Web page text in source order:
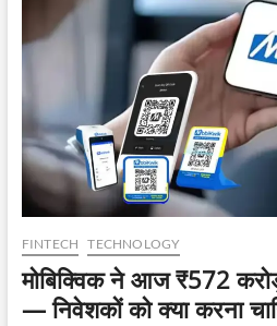
FINTECH TECHNOLOGY
मोबिक्विक ने आज ₹572
— निवेशकों को क्या करना